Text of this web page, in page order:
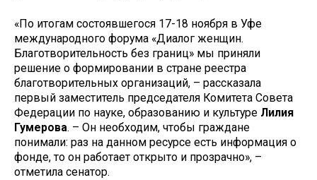
«По итогам состоявшегося 17-18 ноября в Уфе
международного форума «Диалог женщин.
Благотворительность без границ» мы приняли
решение о формировании в стране реестра
благотворительных организаций, – рассказала
первый заместитель председателя Комитета Совета
Федерации по науке, образованию и культуре Лилия
Гумерова. – Он необходим, чтобы граждане
понимали: раз на данном ресурсе есть информация о
фонде, то он работает открыто и прозрачно», –
отметила сенатор.